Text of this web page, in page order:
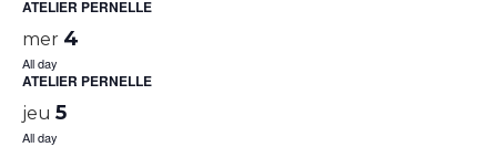
ATELIER PERNELLE
mer 4
All day
ATELIER PERNELLE
jeu 5
All day